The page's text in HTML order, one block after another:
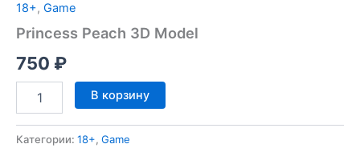
18+, Game
Princess Peach 3D Model
750 ₽
Количество
товара
Peach
В корзину
Категории: 18+, Game